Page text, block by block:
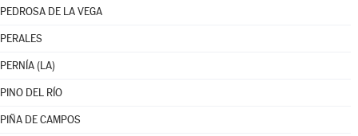
PEDROSA DE LA VEGA
PERALES
PERNÍA (LA)
PINO DEL RÍO
PIÑA DE CAMPOS